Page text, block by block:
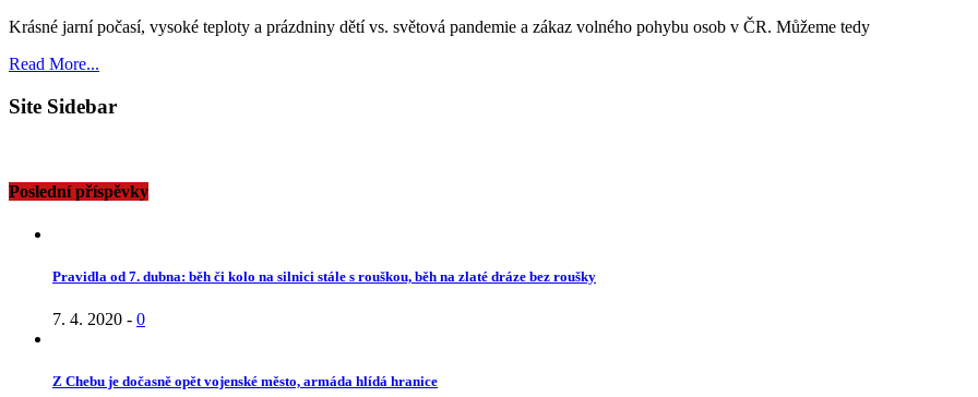
Krásné jarní počasí, vysoké teploty a prázdniny dětí vs. světová pandemie a zákaz volného pohybu osob v ČR. Můžeme tedy
Read More...
Site Sidebar
Poslední příspěvky
Pravidla od 7. dubna: běh či kolo na silnici stále s rouškou, běh na zlaté dráze bez roušky
7. 4. 2020 - 0
Z Chebu je dočasně opět vojenské město, armáda hlídá hranice